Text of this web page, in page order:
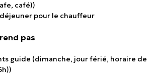
café))
pour le chauffeur
pas
guide (dimanche, jour férié, horaire de